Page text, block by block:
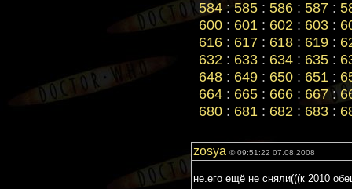
584: 585: 586: 587:
600 : 601 : 602 : 603 :
616: 617: 618: 619:
632 : 633: 634: 635:
648: 649: 650: 651 :
664: 665: 666: 667:
680: 681 : 682 : 683:
zosya © 09:51:22 07.08.2008
не.его ещё не сняли(((к 2010